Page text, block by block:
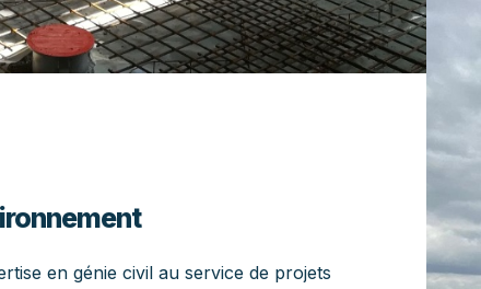
en génie civil au service de projets